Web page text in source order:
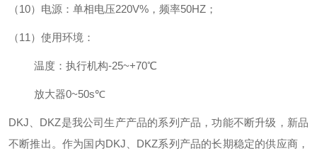
（10）电源：单相电压220V%，频率50HZ；
（11）使用环境：
温度：执行机构-25~+70℃
放大器0~50s℃
DKJ、DKZ是我公司生产产品的系列产品，功能不断升级，新品
不断推出。作为国内DKJ、DKZ系列产品的长期稳定的供应商，